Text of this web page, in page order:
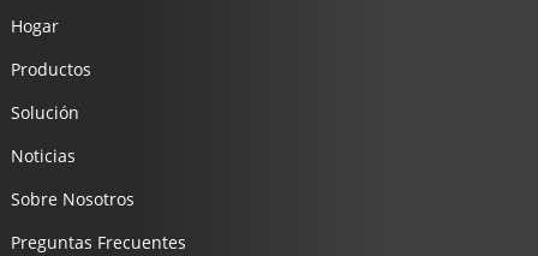
Hogar
Productos
Solución
Noticias
Sobre Nosotros
Preguntas Frecuentes